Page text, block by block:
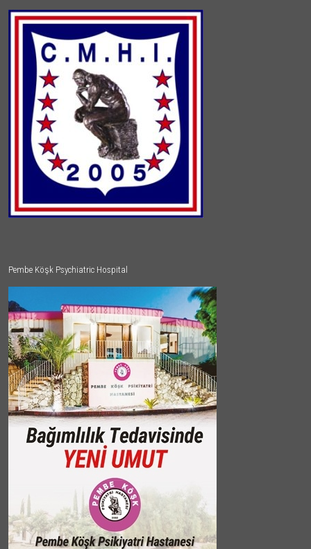
Pembe Köşk Psychiatric Hospital